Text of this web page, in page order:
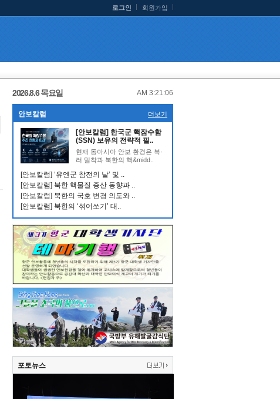
로그인 회원가입
2026.8.6 목요일 AM 3:21:06
안보칼럼 더보기
[안보칼럼] 한국군 핵잠수함
(SSN) 보유의 전략적 필..
현재 동아시아 안보 환경은 북·
러 밀착과 북한의 핵&midd..
[안보칼럼] ‘유엔군 참전의 날’ 및 ..
[안보칼럼] 북한 핵물질 증산 동향과 ..
[안보칼럼] 북한의 국호 변경 의도와 ..
[안보칼럼] 북한의 ‘섞어쏘기’ 대..
포토뉴스